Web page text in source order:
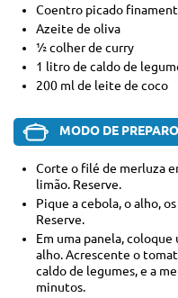
Coentro picado
Azeite de oliva
½ colher de curry
1 litro de caldo de
200 ml de leite de coco
MODO DE PREPARO
Corte o filé de merluza
limão. Reserve.
Pique a cebola, o alho,
Reserve.
Em uma panela,
alho. Acrescente o
caldo de legumes, e a
minutos.